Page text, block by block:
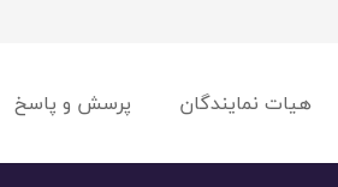
هیات نمایندگان پرسش و پاسخ